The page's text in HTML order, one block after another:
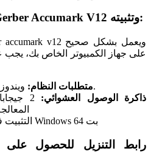
تحتاج إلى تكوين برنامج Gerber Accumark V12 وتثبيته:
على جهاز الكمبيوتر الخاص بك،
متطلبات النظام:ويندوز 8، ويندوز 10، ويندوز 11.
ذاكرة الوصول العشوائي:
2
المعالجة
التثبيت فقط على نظام التشغيل Windows 64 بت
رابط التنزيل للحصول على